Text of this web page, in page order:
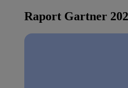
Raport Gartner